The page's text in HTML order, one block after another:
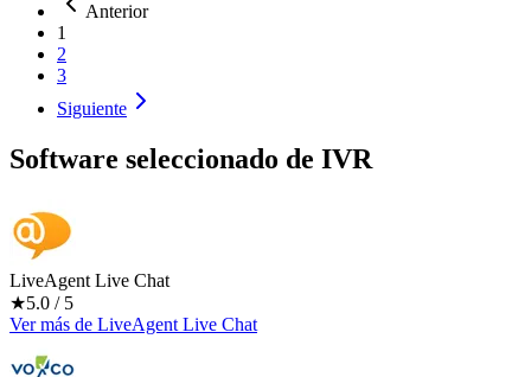
Anterior
1
2
3
Siguiente
Software seleccionado de IVR
LiveAgent Live Chat
★5.0 / 5
Ver más de LiveAgent Live Chat